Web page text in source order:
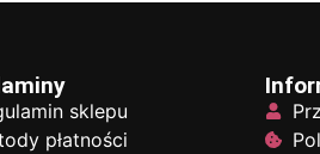
sklepu
płatności